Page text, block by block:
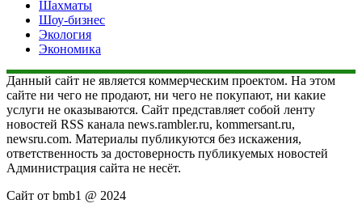
Шахматы
Шоу-бизнес
Экология
Экономика
Данный сайт не является коммерческим проектом. На этом
сайте ни чего не продают, ни чего не покупают, ни какие
услуги не оказываются. Сайт представляет собой ленту
новостей RSS канала news.rambler.ru, kommersant.ru,
newsru.com. Материалы публикуются без искажения,
ответственность за достоверность публикуемых новостей
Администрация сайта не несёт.
Сайт от bmb1 @ 2024